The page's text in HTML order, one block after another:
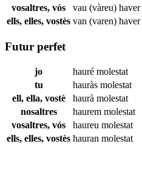
vosaltres, vós
vau (vàreu) haver
ells, elles, vostès van (varen) haver
Futur perfet
jo hauré molestat
tu
hauràs molestat
ell, ella, vostè
haurà molestat
nosaltres
haurem molestat
vosaltres, vós
haureu molestat
ells, elles, vostès hauran molestat